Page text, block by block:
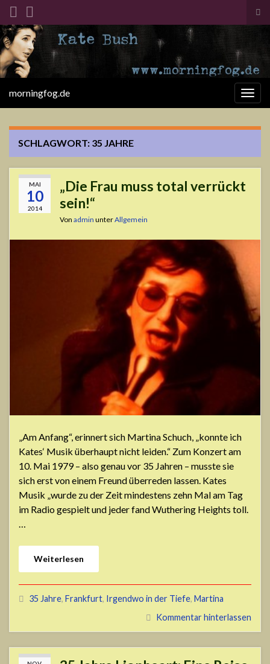
Search for:
morningfog.de
SCHLAGWORT: 35 JAHRE
MAI
10
2014
„Die Frau muss total verrückt
sein!“
Von admin unterAllgemein
„Am Anfang“, erinnert sich Martina Schuch, „konnte ich
Kates‘ Musik überhaupt nicht leiden.“ Zum Konzert am
10. Mai 1979 – also genau vor 35 Jahren – musste sie
sich erst von einem Freund überreden lassen. Kates
Musik „wurde zu der Zeit mindestens zehn Mal am Tag
im Radio gespielt und jeder fand Wuthering Heights toll.
…
Weiterlesen
35 Jahre, Frankfurt, Irgendwo in der Tiefe, Martina
Kommentar hinterlassen